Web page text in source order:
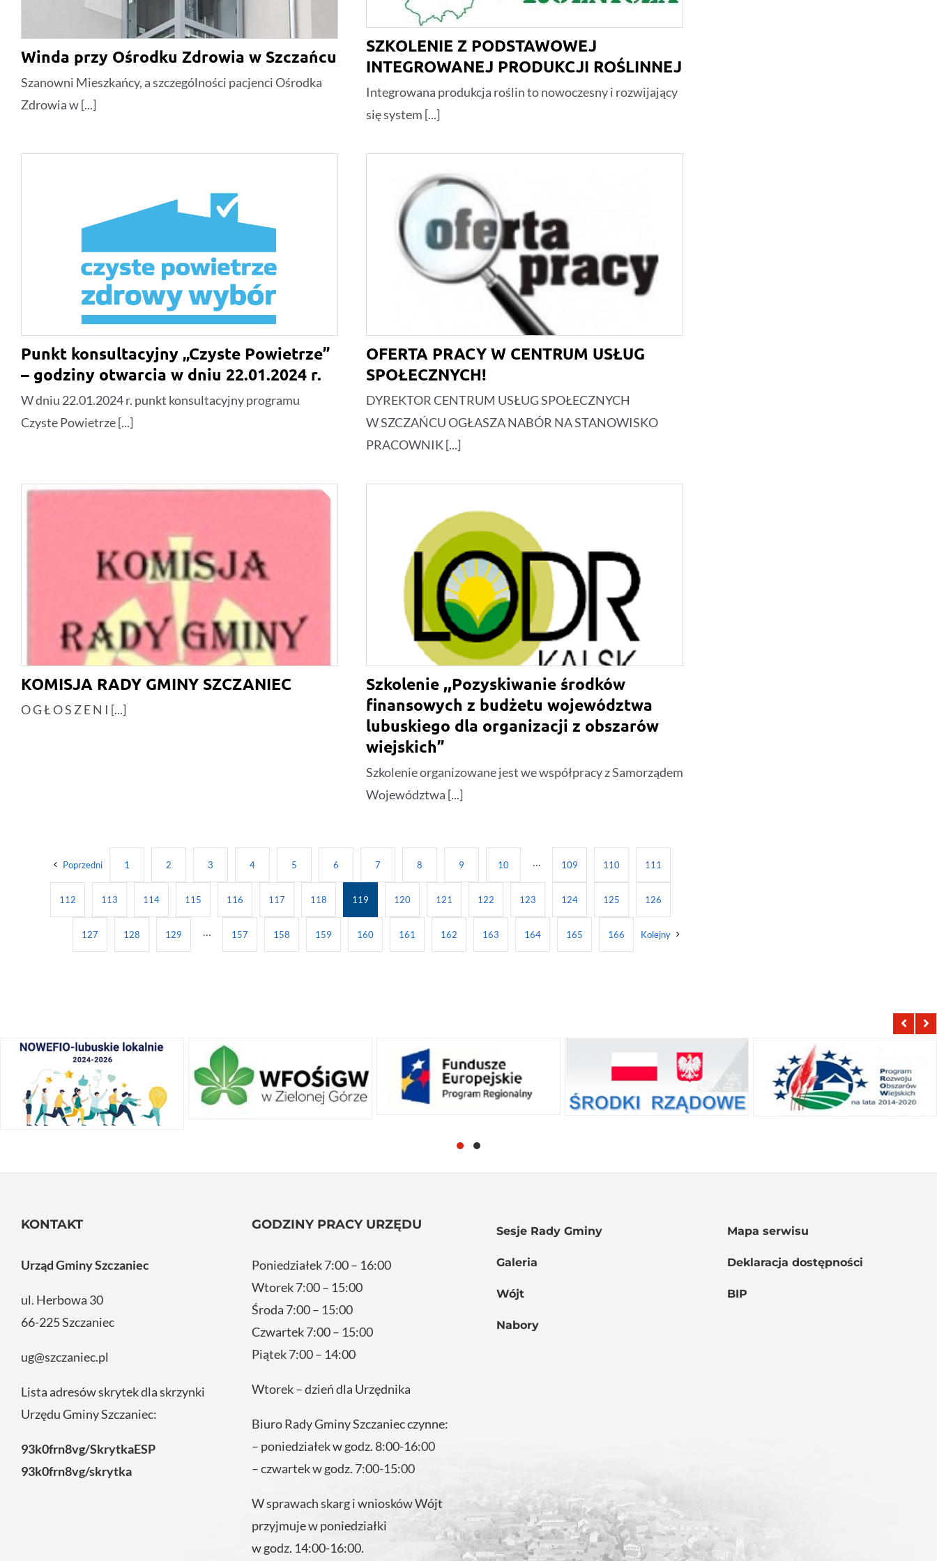
Winda przy Ośrodku Zdrowia w Szczańcu
Szanowni Mieszkańcy, a szczególności pacjenci Ośrodka
Zdrowia w [...]
SZKOLENIE Z PODSTAWOWEJ
INTEGROWANEJ PRODUKCJI ROŚLINNEJ
Integrowana produkcja roślin to nowoczesny i rozwijający
się system [...]
Punkt konsultacyjny „Czyste Powietrze”
– godziny otwarcia w dniu 22.01.2024 r.
W dniu 22.01.2024 r. punkt konsultacyjny programu
Czyste Powietrze [...]
OFERTA PRACY W CENTRUM USŁUG
SPOŁECZNYCH!
DYREKTOR CENTRUM USŁUG SPOŁECZNYCH
W SZCZAŃCU OGŁASZA NABÓR NA STANOWISKO
PRACOWNIK [...]
KOMISJA RADY GMINY SZCZANIEC
O G Ł O S Z E N I [...]
Szkolenie ,,Pozyskiwanie środków
finansowych z budżetu województwa
lubuskiego dla organizacji z obszarów
wiejskich”
Szkolenie organizowane jest we współpracy z Samorządem
Województwa [...]
Poprzedni 1 2 3 4 5 6 7 8 9 10 ··· 109 110 111
112 113 114 115 116 117 118 119 120 121 122 123 124 125 126
127 128 129 ··· 157 158 159 160 161 162 163 164 165 166 Kolejny
KONTAKT
Urząd Gminy Szczaniec
ul. Herbowa 30
66-225 Szczaniec
ug@szczaniec.pl
Lista adresów skrytek dla skrzynki
Urzędu Gminy Szczaniec:
93k0frn8vg/SkrytkaESP
93k0frn8vg/skrytka
GODZINY PRACY URZĘDU
Poniedziałek 7:00 – 16:00
Wtorek 7:00 – 15:00
Środa 7:00 – 15:00
Czwartek 7:00 – 15:00
Piątek 7:00 – 14:00
Wtorek – dzień dla Urzędnika
Biuro Rady Gminy Szczaniec czynne:
– poniedziałek w godz. 8:00-16:00
– czwartek w godz. 7:00-15:00
W sprawach skarg i wniosków Wójt
przyjmuje w poniedziałki
w godz. 14:00-16:00.
Sesje Rady Gminy
Galeria
Wójt
Nabory
Mapa serwisu
Deklaracja dostępności
BIP